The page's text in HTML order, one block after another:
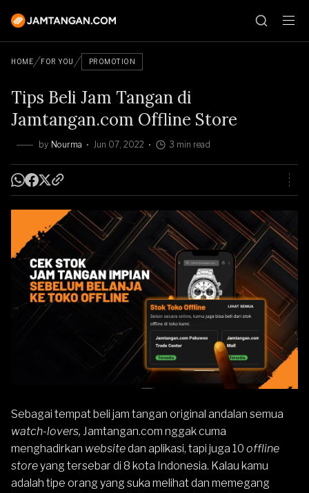
HOME FOR YOU PROMOTION
Tips Beli Jam Tangan di
Jamtangan.com Offline Store
by Nourma Jun 07, 2022 3 min read
Sebagai tempat beli jam tangan original andalan semua
watch-lovers, Jamtangan.com nggak cuma
menghadirkan websitedan aplikasi, tapi juga 10 offline
storeyang tersebar di 8 kota Indonesia. Kalau kamu
adalah tipe orang yang suka melihat dan memegang